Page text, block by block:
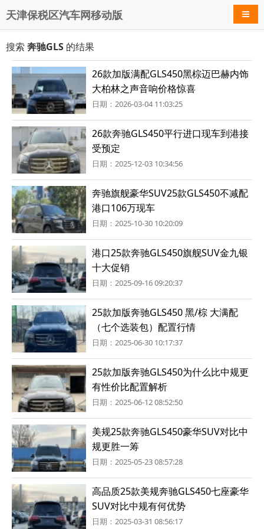
天津保税区汽车网移动版 导航
搜索 奔驰GLS 的结果
26款加版满配GLS450黑棕迈巴赫内饰
大柏林之声音响价格惊喜
日期：2026-03-04 11:03:25
26款奔驰GLS450平行进口现车到港接
受预定
日期：2025-12-03 10:34:56
奔驰旗舰豪华SUV25款GLS450不减配
港口106万现车
日期：2025-10-30 10:20:09
港口25款奔驰GLS450旗舰SUV金九银
十大促销
日期：2025-09-16 09:20:37
25款加版奔驰GLS450 黑/棕 大满配
（七个选装包）配置行情
日期：2025-06-30 10:17:37
25款加版奔驰GLS450为什么比中规更
有性价比配置解析
日期：2025-06-12 08:52:50
美规25款奔驰GLS450豪华SUV对比中
规更胜一筹
日期：2025-05-23 08:57:28
高品质25款美规奔驰GLS450七座豪华
SUV对比中规有何优势
日期：2025-03-31 08:56:17